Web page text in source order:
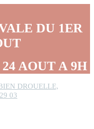
DU 1ER
AOUT A 9H
DROUELLE,
03